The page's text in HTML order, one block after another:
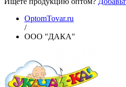
OptomTovar.ru
/
ООО "ДАКА"